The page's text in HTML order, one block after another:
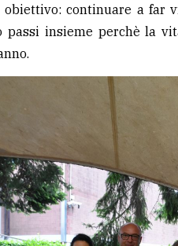
obiettivo: continuare a
passi insieme perchè la